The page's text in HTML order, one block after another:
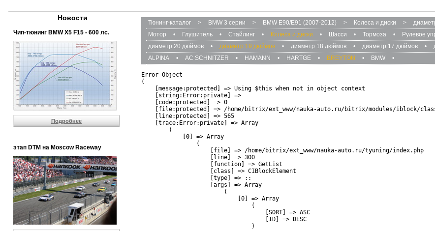
Новости
Чип-тюнинг BMW Х5 F15 - 600 лс.
Подробнее
этап DTM на Moscow Raceway
Тюнинг-каталог > BMW 3 серии > BMW E90/E91 (2007-2012) > Колеса и диски >
Мотор
• Глушитель • Стайлинг • Колеса и диски • Шасси • Тормоза • Рулевое
диаметр 20 дюймов
• диаметр 19 дюймов • диаметр 18 дюймов • диаметр 17 дюймов •
ALPINA
• AC SCHNITZER • HAMANN • HARTGE • BREYTON • BMW •
Error Object
(
    [message:protected] => Using $this when not in object context
    [string:Error:private] =>
    [code:protected] => 0
[file:protected] => /home/bitrix/ext_www/nauka-auto.ru/bitrix/modules/iblock/
    [line:protected] => 565
    [trace:Error:private] => Array
        (
            [0] => Array
                (
                    [file] => /home/bitrix/ext_www/nauka-auto.ru/tyuning/index.php
                    [line] => 300
                    [function] => GetList
                    [class] => CIBlockElement
                    [type] => ::
                    [args] => Array
                        (
                            [0] => Array
                                (
                                    [SORT] => ASC
                                    [ID] => DESC
                                )